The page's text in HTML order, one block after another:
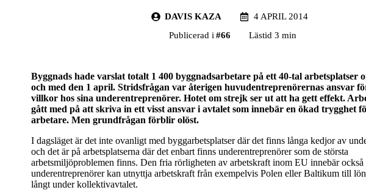
DAVIS KAZA
4 APRIL 2014
Publicerad i #66 Lästid 3 min
Byggnads hade varslat totalt 1 400 byggnadsarbetare på ett 40-tal arbetsplatser
och med den 1 april. Stridsfrågan var återigen huvudentreprenörernas ansvar
villkor hos sina underentreprenörer. Hotet om strejk ser ut att ha gett effekt.
gått med på att skriva in ett visst ansvar i avtalet som innebär en ökad trygghet
arbetare. Men grundfrågan förblir olöst.
I dagsläget är det inte ovanligt med byggarbetsplatser där det finns långa kedjor av
och det är på arbetsplatserna där det enbart finns underentreprenörer som de största
arbetsmiljöproblemen finns. Den fria rörligheten av arbetskraft inom EU innebär också
underentreprenörer kan utnyttja arbetskraft från exempelvis Polen eller Baltikum till
långt under kollektivavtalet.